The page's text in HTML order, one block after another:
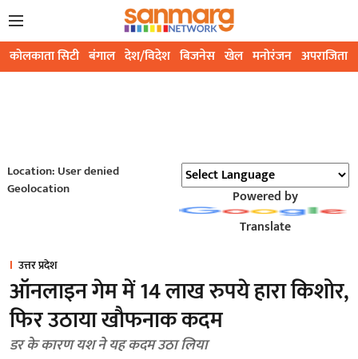
कोलकाता सिटी बंगाल देश/विदेश बिजनेस खेल मनोरंजन अपराजिता
Location: User denied
Geolocation
Powered by
Translate
उत्तर प्रदेश
ऑनलाइन गेम में 14 लाख रुपये हारा किशोर,
फिर उठाया खाैफनाक कदम
डर के कारण यश ने यह कदम उठा लिया